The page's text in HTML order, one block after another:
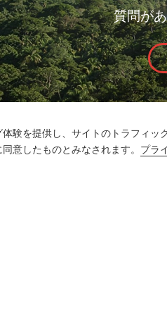
験を提供し、サイトのトラフィ
意したものとみなされます。 プラ
質問が